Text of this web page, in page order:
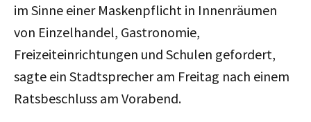
im Sinne einer Maskenpflicht in Innenräumen
von Einzelhandel, Gastronomie,
Freizeiteinrichtungen und Schulen gefordert,
sagte ein Stadtsprecher am Freitag nach einem
Ratsbeschluss am Vorabend.